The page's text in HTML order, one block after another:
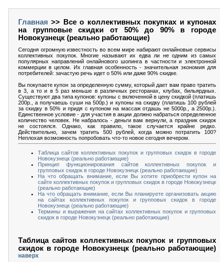
Главная >> Все о коллективных покупках и купонах
на групповые скидки от 50% до 90% в городе
Новокузнецк (реально работающие)
Сегодня огромную известность во всем мире набирают онлайновые сервисы
коллективных покупок. Многие называют их едва ли не одним из самых
популярных направлений онлайнового шопинга в частности и электронной
коммерции в целом. Их главная особенность - значительная экономия для
потребителей: зачастую речь идет о 50% или даже 90% скидке.
Вы покупаете купон за определенную сумму, который дает вам право тратить
в 3, а то и в 5 раз меньше в различных ресторанах, клубах, бильярдных.
Существуют два типа купонов: купоны с включенной в цену скидкой (платишь
200р., а получаешь суши на 500р.) и купоны на скидку (платишь 100 рублей
за скидку в 50% и придя с купоном на массаж отдашь не 5000р., а 2500р.).
Единственное условие - для участия в акции должно набраться определенное
количество человек. Не набралось - деньги вам вернули, а праздник скидок
не состоялся. Однако, как правило, такое случается крайне редко.
Действительно, зачем тратить 500 рублей, когда можно потратить 100?
Неплохая возможность попробовать что-то новое сегодня вечером.
Таблица сайтов коллективных покупок и групповых скидок в городе
Новокузнецк (реально работающие)
Принцип функционирования сайтов коллективных покупок и
групповых скидок в городе Новокузнецк (реально работающие)
На что обращать внимание, если Вы хотите приобрести купон на
сайте коллективных покупок и групповых скидок в городе Новокузнецк
(реально работающие)
На что обращать внимание, если Вы планируете организовать акцию
на сайтах коллективных покупок и групповых скидок в городе
Новокузнецк (реально работающие)
Термины и выражения на сайтах коллективных покупок и групповых
скидок в городе Новокузнецк (реально работающие)
Таблица сайтов коллективных покупок и групповых
скидок в городе Новокузнецк (реально работающие)
наверх